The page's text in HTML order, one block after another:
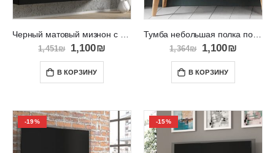
1,451₪ 1,100₪
В КОРЗИНУ
Тумба небольшая полка под телевизор в салон PRIMO PRTV107
1,364₪ 1,100₪
В КОРЗИНУ
-19% -15%